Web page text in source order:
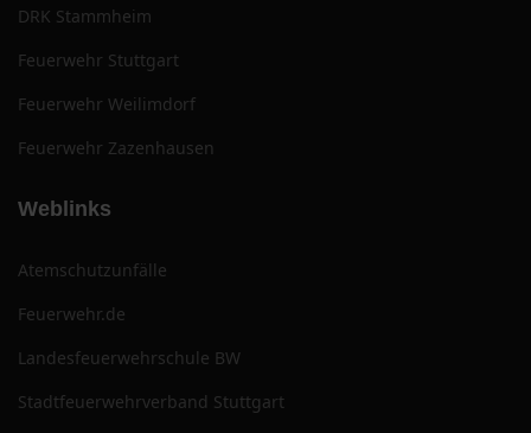
DRK Stammheim
Feuerwehr Stuttgart
Feuerwehr Weilimdorf
Feuerwehr Zazenhausen
Weblinks
Atemschutzunfälle
Feuerwehr.de
Landesfeuerwehrschule BW
Stadtfeuerwehrverband Stuttgart